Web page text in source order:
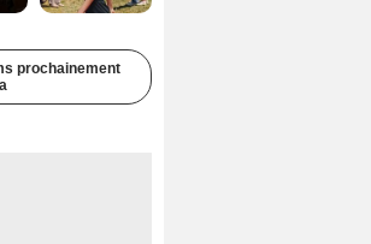
prochainement